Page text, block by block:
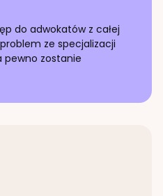
do adwokatów z całej
ze specjalizacji
pewno zostanie